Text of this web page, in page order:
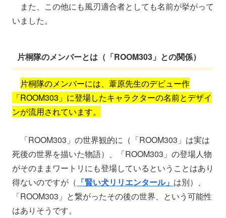
また、この他にも風刃適合者としても名前が挙がって
いました。
片桐隊のメンバーとは（「ROOM303」との関係）
片桐隊のメンバーには、葦原先生のデビュー作
「ROOM303」に登場したキャラクターの名前とデザイ
ンが流用されています。
「ROOM303」の世界観的に（「ROOM303」は実は
死後の世界を描いた物語）、「ROOM303」の登場人物
がそのままワートリにも登場しているということはあり
得ないのですが（ 「賢い犬リリエンタール」 は別）、
「ROOM303」と繋がったその後の世界、という可能性
はありそうです。